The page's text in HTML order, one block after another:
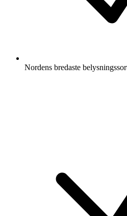
Nordens bredaste